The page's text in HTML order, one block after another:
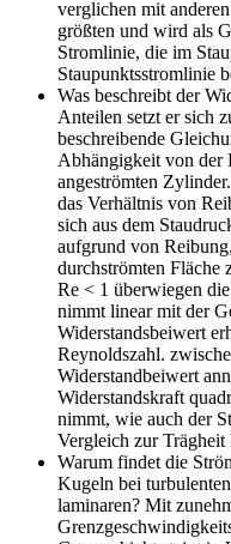
verglichen mit
größten und wird als
Stromlinie, die im
Staupunktsstromlinie
Was beschreibt der
Anteilen setzt er sich
beschreibende
Abhängigkeit von der
angeströmten Zylinder.
das Verhältnis von
sich aus dem
aufgrund von
durchströmten Fläche
Re < 1 überwiegen
nimmt linear mit der
Widerstandsbeiwert
Reynoldszahl.
Widerstandbeiwert
Widerstandskraft
nimmt, wie auch der
Vergleich zur Trägheit
Warum findet die
Kugeln bei
laminaren? Mit